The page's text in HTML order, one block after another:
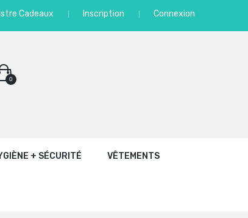
Cadeaux Inscription Connexion
0
+ SÉCURITÉ VÊTEMENTS